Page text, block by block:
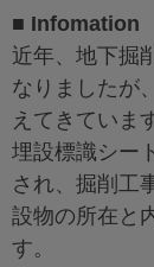
■ Infomation
近年、地下掘
なりましたが
えてきていま
埋設標識シー
され、掘削工
設物の所在と
す。